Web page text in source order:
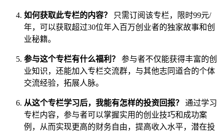
如何获取此专栏的内容？
只需订阅该专栏，限时99元/
年，可以获取超过30位年入百万创业者的独家故事和创
业秘籍。
参与这个专栏有什么福利？
参与者不仅能获得丰富的创
业知识，还能加入专栏交流群，与其他志同道合的个体
交流经验，拓展人脉。
从这个专栏学习后，我能有怎样的投资回报？
通过学习
专栏内容，参与者可以掌握实用的创业技巧和成功案
例，从而实现更高的财务自由，提高收入水平，潜在投